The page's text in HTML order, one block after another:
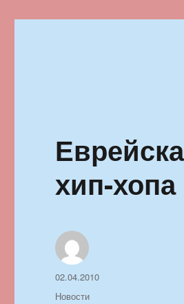
хип-хопа
Автор
Опубликовано
02.04.2010
Рубрики
Новости